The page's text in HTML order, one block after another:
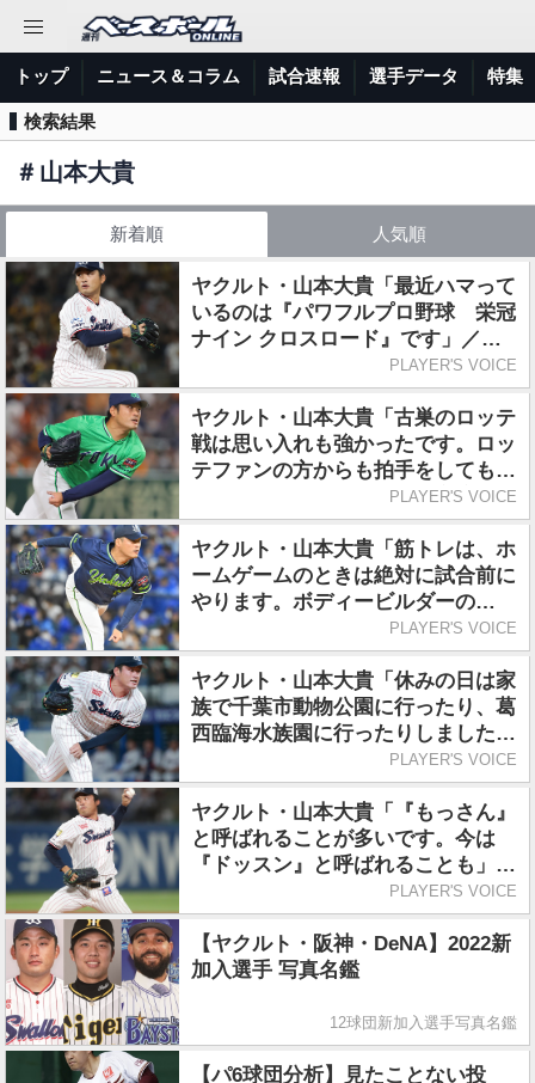
トップ ニュース＆コラム 試合速報 選手データ 特集
検索結果
＃ 山本大貴
新着順 人気順
ヤクルト・山本大貴「最近ハマって
いるのは『パワフルプロ野球 栄冠
ナイン クロスロード』です」／好
PLAYER'S VOICE
ヤクルト・山本大貴「古巣のロッテ
戦は思い入れも強かったです。ロッ
テファンの方からも拍手をしてもら
ったのでうれしかった」／交流戦の
思い出
PLAYER'S VOICE
ヤクルト・山本大貴「筋トレは、ホ
ームゲームのときは絶対に試合前に
やります。ボディービルダーの
YouTubeも見ています」／筋トレ
PLAYER'S VOICE
ヤクルト・山本大貴「休みの日は家
族で千葉市動物公園に行ったり、葛
西臨海水族園に行ったりしました」
／シーズン終了後のオフ期間PLAYER'S VOICE
ヤクルト・山本大貴「『もっさん』
と呼ばれることが多いです。今は
『ドッスン』と呼ばれることも」／
PLAYER'S VOICE
【ヤクルト・阪神・DeNA】2022新
加入選手 写真名鑑
12球団新加入選手写真名鑑
【パ6球団分析】見たことない投